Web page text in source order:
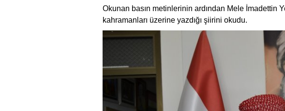
Okunan basın metinlerinin ardından Mele
kahramanları üzerine yazdığı şiirini okudu.